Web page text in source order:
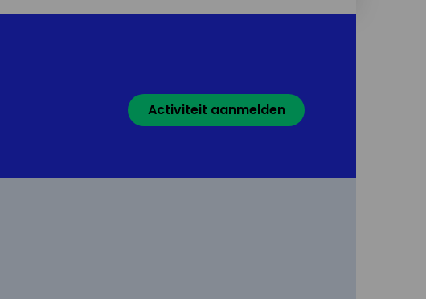
Activiteit aanmelden